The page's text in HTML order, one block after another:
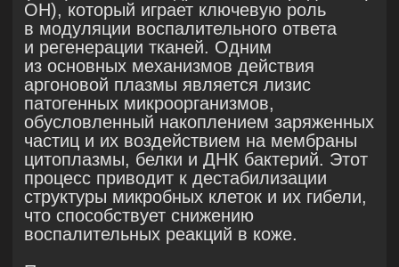
Азотная плазма инициирует образование
активных форм азота (АФА), включая
оксид азота (NO) и диоксид азота
(NO₂). Эти молекулы участвуют
в окислительно-восстановительных
процессах и обеспечивают накопление
нитритов и нитратов в тканях, что
способствует нормализации клеточного
метаболизма.
Оксид азота (NO) играет важную роль
в физиологии кожи, выступая как
сигнальная молекулаи регулятор ряда
биологических процессов:
Микроциркуляция: NO способствует
вазодилатации, улучшая
кровоснабжение тканей и повышая
уровень кислорода и питательных